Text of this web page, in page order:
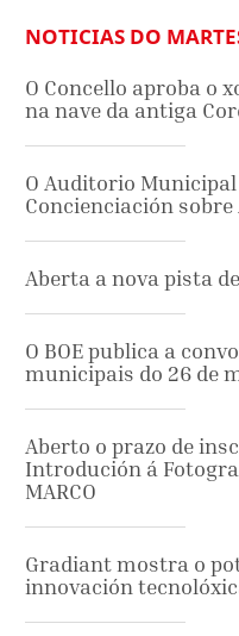
NOTICIAS DO
O Concello aproba o
na nave da antiga
O Auditorio
Concienciación
Aberta a nova pista
O BOE publica a
municipais do 26 de
Aberto o prazo de
Introdución á
MARCO
Gradiant mostra o
innovación